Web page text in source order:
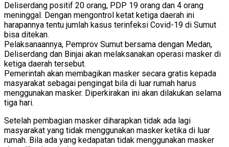
Deliserdang positif 20 orang, PDP 19 orang dan 4 orang
meninggal. Dengan mengontrol ketat ketiga daerah ini
harapannya tentu jumlah kasus terinfeksi Covid-19 di Sumut
bisa ditekan.
Pelaksanaannya, Pemprov Sumut bersama dengan Medan,
Deliserdang dan Binjai akan melaksanakan operasi masker di
ketiga daerah tersebut.
Pemerintah akan membagikan masker secara gratis kepada
masyarakat sebagai pengingat bila di luar rumah harus
menggunakan masker. Diperkirakan ini akan dilakukan selama
tiga hari.
Setelah pembagian masker diharapkan tidak ada lagi
masyarakat yang tidak menggunakan masker ketika di luar
rumah. Bila ada yang kedapatan tidak menggunakan masker